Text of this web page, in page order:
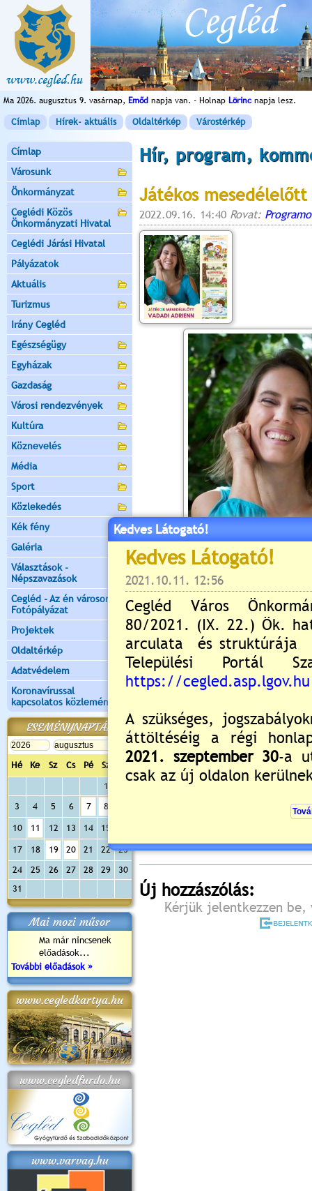
Ma 2026. augusztus 9. vasárnap, Emőd napja van. - Holnap Lörinc napja lesz.
Címlap Hírek- aktuális Oldaltérkép Várostérkép
Címlap
Városunk
Önkormányzat
Ceglédi Közös
Önkormányzati Hivatal
Ceglédi Járási Hivatal
Pályázatok
Aktuális
Turizmus
Irány Cegléd
Egészségügy
Egyházak
Gazdaság
Városi rendezvények
Kultúra
Köznevelés
Média
Sport
Közlekedés
Kék fény
Galéria
Választások -
Népszavazások
Cegléd - Az én városom -
Fotópályázat
Projektek
Oldaltérkép
Adatvédelem
Koronavírussal
kapcsolatos közlemények
ESEMÉNYNAPTÁR
Hé Ke Sz Cs Pé Sz
Va
1
3
4 5 6 7 8
10 11 12 13 14 15
17 18 19 20 21 22
23
24
25 26 27 28 29
30
31
Mai mozi műsor
Ma már nincsenek
előadások...
További előadások »
www.cegledkartya.hu
www.cegledfurdo.hu
www.varvag.hu
Hír, program,
Játékos
2022.09.16. 14:40 Rovat:
Még nincsenek hozzászólások
Új hozzászólás:
Kérjük jelentkezzen be,
Kedves Látogató!